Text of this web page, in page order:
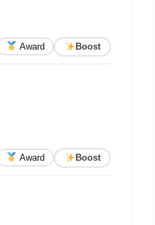
Award Boost
Award Boost